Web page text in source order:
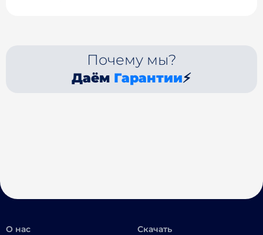
Почему мы?
Даём Гарантии⚡
О нас Скачать